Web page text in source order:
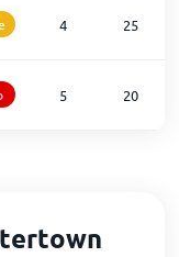
4 25
5 20